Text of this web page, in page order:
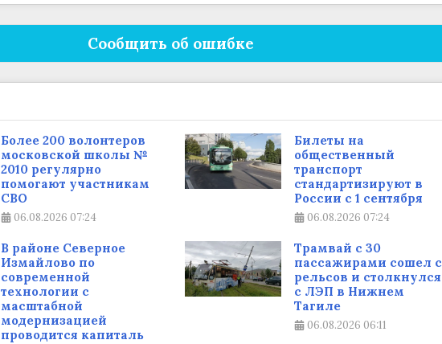
Сообщить об ошибке
Более 200 волонтеров
московской школы №
2010 регулярно
помогают участникам
СВО
06.08.2026 07:24
Билеты на
общественный
транспорт
стандартизируют в
России с 1 сентября
06.08.2026 07:24
В районе Северное
Измайлово по
современной
технологии с
масштабной
модернизацией
проводится капиталь
Трамвай с 30
пассажирами сошел с
рельсов и столкнулся
с ЛЭП в Нижнем
Тагиле
06.08.2026 06:11